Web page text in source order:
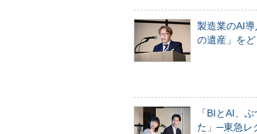
製造業のAI
の遺産」を
「BIとAI、
た」─東急レ